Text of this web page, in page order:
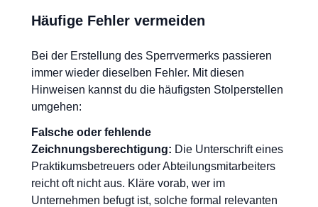
Häufige Fehler vermeiden
Bei der Erstellung des Sperrvermerks passieren
immer wieder dieselben Fehler. Mit diesen
Hinweisen kannst du die häufigsten Stolperstellen
umgehen:
Falsche oder fehlende
Zeichnungsberechtigung: Die Unterschrift eines
Praktikumsbetreuers oder Abteilungsmitarbeiters
reicht oft nicht aus. Kläre vorab, wer im
Unternehmen befugt ist, solche formal relevanten